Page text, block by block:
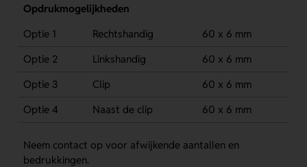
Opdrukmogelijkheden
Optie 1
Rechtshandig
60 x 6 mm
Optie 2
Linkshandig
60 x 6 mm
Optie 3
Clip
60 x 6 mm
Optie 4
Naast de clip 60 x 6 mm
Neem contact op voor afwijkende aantallen en
bedrukkingen.